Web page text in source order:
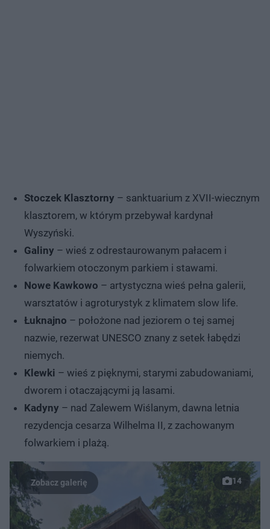
Stoczek Klasztorny – sanktuarium z XVII-wiecznym
klasztorem, w którym przebywał kardynał
Wyszyński.
Galiny – wieś z odrestaurowanym pałacem i
folwarkiem otoczonym parkiem i stawami.
Nowe Kawkowo – artystyczna wieś pełna galerii,
warsztatów i agroturystyk z klimatem slow life.
Łuknajno – położone nad jeziorem o tej samej
nazwie, rezerwat UNESCO znany z setek łabędzi
niemych.
Klewki – wieś z pięknymi, starymi zabudowaniami,
dworem i otaczającymi ją lasami.
Kadyny – nad Zalewem Wiślanym, dawna letnia
rezydencja cesarza Wilhelma II, z zachowanym
folwarkiem i plażą.
14